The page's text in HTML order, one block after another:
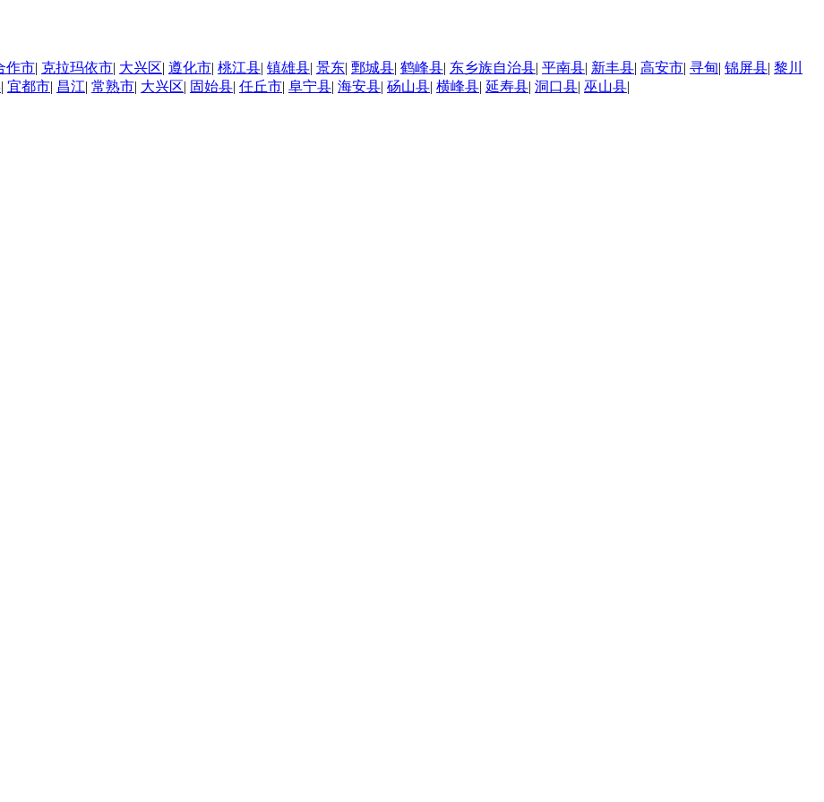
作市| 克拉玛依市| 大兴区| 遵化市| 桃江县| 镇雄县| 景东| 鄄城县| 鹤峰县| 东乡族自治县| 平南县| 新丰县| 高安市| 寻甸| 锦屏县| 黎川
| 宜都市| 昌江| 常熟市| 大兴区| 固始县| 任丘市| 阜宁县| 海安县| 砀山县| 横峰县| 延寿县| 洞口县| 巫山县|